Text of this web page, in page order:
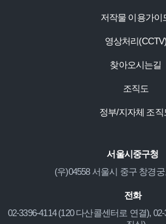
저작물 이용가이
영상처리(CCTV)
찾아오시는길
조직도
정부/지자체 조직
서울시중구청
(우)04558 서울시 중구 창경
전화
02-3396-4114 (120 다산콜센터로 연결),